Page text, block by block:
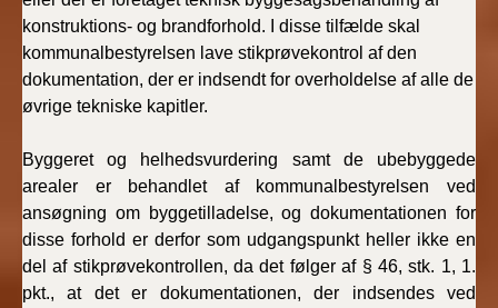
konstruktions- og brandforhold. I disse tilfælde skal
kommunalbestyrelsen lave stikprøvekontrol af den
dokumentation, der er indsendt for overholdelse af alle de
øvrige tekniske kapitler.
Byggeret og helhedsvurdering samt de ubebyggede
arealer er behandlet af kommunalbestyrelsen ved
ansøgning om byggetilladelse, og dokumentationen for
disse forhold er derfor som udgangspunkt heller ikke en
del af stikprøvekontrollen, da det følger af § 46, stk. 1, 1.
pkt., at det er dokumentationen, der indsendes ved